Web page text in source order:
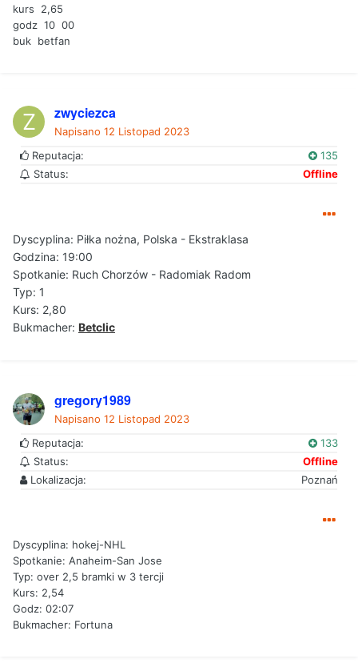
kurs 2,65
godz 10 00
buk betfan
zwyciezca
Napisano 12 Listopad 2023
Reputacja:
135
Status:
Offline
Dyscyplina: Piłka nożna, Polska - Ekstraklasa
Godzina: 19:00
Spotkanie: Ruch Chorzów - Radomiak Radom
Typ: 1
Kurs: 2,80
Bukmacher: Betclic
gregory1989
Napisano 12 Listopad 2023
Reputacja:
133
Status:
Offline
Lokalizacja:
Poznań
Dyscyplina: hokej-NHL
Spotkanie: Anaheim-San Jose
Typ: over 2,5 bramki w 3 tercji
Kurs: 2,54
Godz: 02:07
Bukmacher: Fortuna